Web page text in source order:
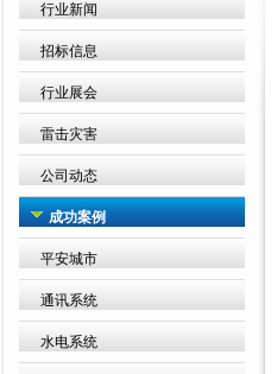
行业新闻
招标信息
行业展会
雷击灾害
公司动态
成功案例
平安城市
通讯系统
水电系统